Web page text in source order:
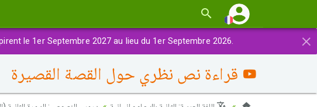
×
le 1er Septembre 2027 au lieu du 1er Septembre 2026.
قراءة نص نظري حول القصة القصيرة